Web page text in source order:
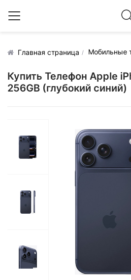
Главная страница Мобильные
Купить Телефон Apple
256GB (глубокий синий)